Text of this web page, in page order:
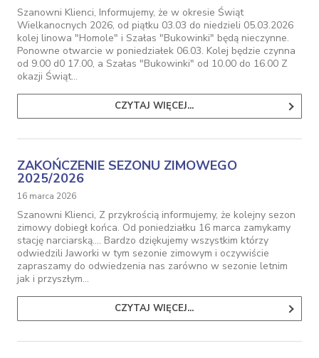
Szanowni Klienci, Informujemy, że w okresie Świąt
Wielkanocnych 2026, od piątku 03.03 do niedzieli 05.03.2026
kolej linowa "Homole" i Szałas "Bukowinki" będą nieczynne.
Ponowne otwarcie w poniedziałek 06.03. Kolej będzie czynna
od 9.00 d0 17.00, a Szałas "Bukowinki" od 10.00 do 16.00 Z
okazji Świąt…
CZYTAJ WIĘCEJ...
ZAKOŃCZENIE SEZONU ZIMOWEGO
2025/2026
16 marca 2026
Szanowni Klienci, Z przykrością informujemy, że kolejny sezon
zimowy dobiegł końca. Od poniedziałku 16 marca zamykamy
stację narciarską.... Bardzo dziękujemy wszystkim którzy
odwiedzili Jaworki w tym sezonie zimowym i oczywiście
zapraszamy do odwiedzenia nas zarówno w sezonie letnim
jak i przyszłym…
CZYTAJ WIĘCEJ...